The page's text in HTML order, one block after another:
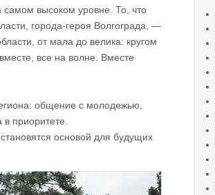
самом высоком уровне. То, что
города-героя Волгограда, —
от мала до велика: кругом
все на волне. Вместе
общение с молодежью,
приоритете.
основой для будущих